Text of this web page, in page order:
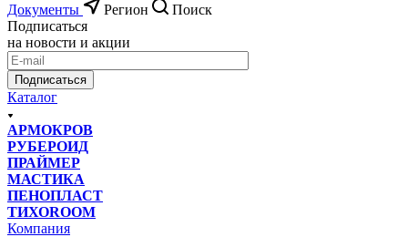
Документы
Регион
Поиск
Подписаться
на новости и акции
Подписаться
Каталог
АРМОКРОВ
РУБЕРОИД
ПРАЙМЕР
МАСТИКА
ПЕНОПЛАСТ
ТИХОROOM
Компания